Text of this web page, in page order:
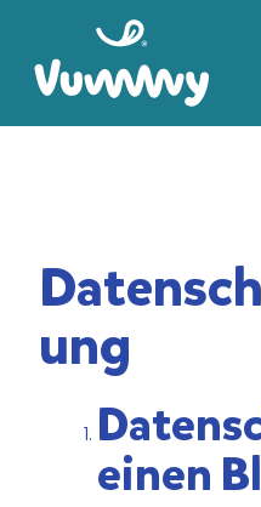
springen
ung
einen